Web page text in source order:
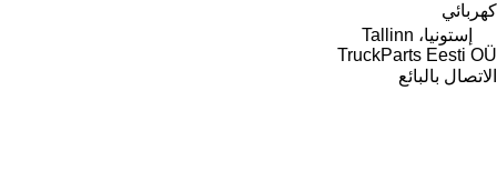
كهربائي
إستونيا، Tallinn
TruckParts Eesti OÜ
الاتصال بالبائع